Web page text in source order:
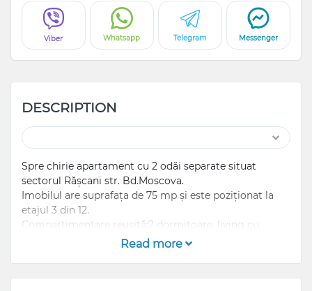
Viber Whatsapp Telegram Messenger
DESCRIPTION
Spre chirie apartament cu 2 odăi separate situat
sectorul Rășcani str. Bd.Moscova.
Imobilul are suprafața de 75 mp și este poziționat la
etajul 3 din 12.
Compartimentare reușită:2 dormitoare, living cu
bucătărie,2 blocuri sanitare,antreu ,
Read more